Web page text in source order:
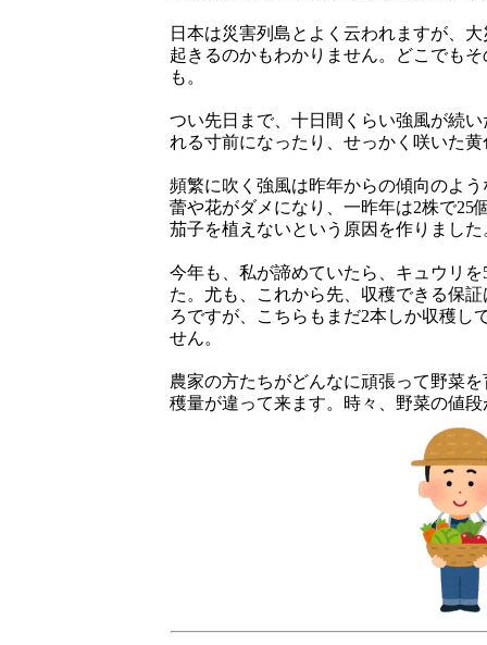
日本は災害列島とよく云われますが、
起きるのかもわかりません。どこでも
も。
つい先日まで、十日間くらい強風が続
れる寸前になったり、せっかく咲いた
頻繁に吹く強風は昨年からの傾向のよ
蕾や花がダメになり、一昨年は2株で25
茄子を植えないという原因を作りました
今年も、私が諦めていたら、キュウリ
た。尤も、これから先、収穫できる保
ろですが、こちらもまだ2本しか収穫し
せん。
農家の方たちがどんなに頑張って野菜
穫量が違って来ます。時々、野菜の値